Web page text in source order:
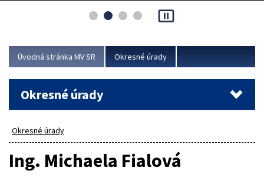
asociácie poisťovní (SLASPO) a Ministerstva vnútra SR.
Viac
pause_presentation
Úvodná stránka MV SR Okresné úrady
Okresné úrady
Okresné úrady
Ing. Michaela Fialová